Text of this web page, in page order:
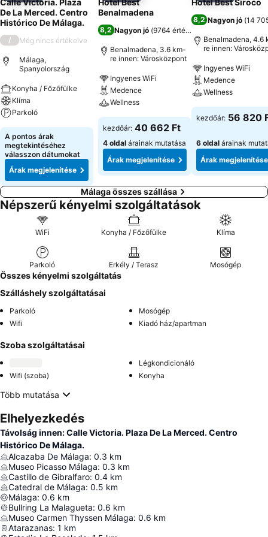
Calle Victoria. Plaza
De La Merced. Centro
Histórico De Málaga.
/ Még nincs értékelve
Málaga,
Spanyolország
Konyha / Főzőfülke
Klíma
Parkoló
A pontos árak
megtekintéséhez
válasszon dátumokat
Árak megjelenítése
Hotel Best
Benalmadena
8,2 Nagyon jó (9764 értékelés
Benalmadena, 3.6 km-
re innen: Városközpont
Ingyenes WiFi
Medence
Wellness
kezdőár: 40 662 Ft
4 oldal árainak mutatása
Árak megjelenítése
Hotel Best Siroco
8,2 Nagyon jó (14
Benalmadena, 4.6
re innen:
Ingyenes WiFi
Medence
Wellness
kezdőár: 56 820
6 oldal árainak
Árak megjelenítése
Málaga összes szállása
Népszerű kényelmi szolgáltatások
WiFi Konyha / Főzőfülke Klíma
Parkoló Erkély / Terasz Mosógép
Összes kényelmi szolgáltatás
Szálláshely szolgáltatásai
Parkoló
Mosógép
Wifi
Kiadó ház/apartman
Szoba szolgáltatásai
Légkondicionáló
Wifi (szoba)
Konyha
Több mutatása
Elhelyezkedés
Távolság innen: Calle Victoria. Plaza De La Merced. Centro
Histórico De Málaga.
Alcazaba De Málaga: 0.3 km
Museo Picasso Málaga: 0.3 km
Castillo de Gibralfaro: 0.4 km
Catedral de Málaga: 0.5 km
Málaga: 0.6 km
Bullring La Malagueta: 0.6 km
Museo Carmen Thyssen Málaga: 0.6 km
Atarazanas: 1 km